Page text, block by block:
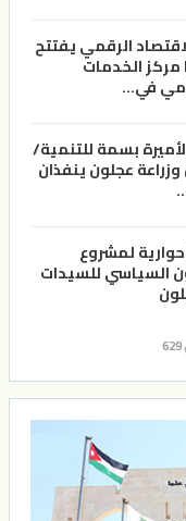
الرقمي يفتتح
الخدمات
في…
بسمة للتنمية/
عجلون ينفذان
لمشروع
السياسي للسيدات